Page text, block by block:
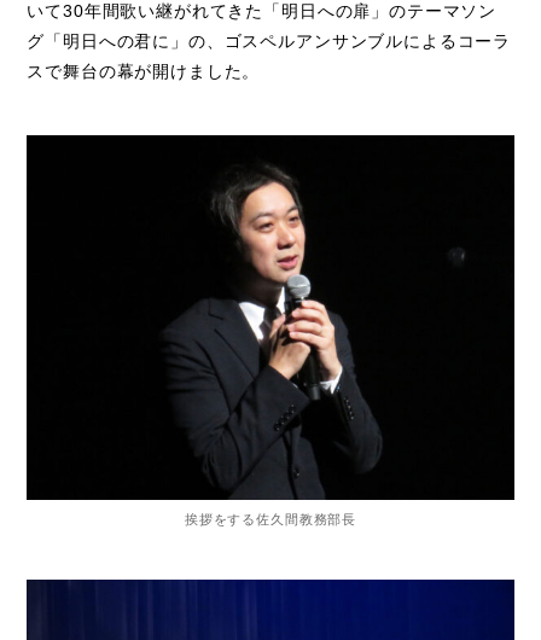
いて30年間歌い継がれてきた「明日への扉」のテーマソン
グ「明日への君に」の、ゴスペルアンサンブルによるコーラ
スで舞台の幕が開けました。
挨拶をする佐久間教務部長